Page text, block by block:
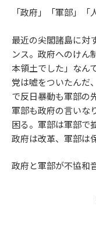
「政府」「軍部」「
最近の尖閣諸島に対
ンス。政府へのけん
本領土でした」なん
党は嘘をついたんだ
で反日暴動も軍部の
軍部も政府の言いな
困る。軍部は軍部で
政府は改革、軍部は
政府と軍部が不協和